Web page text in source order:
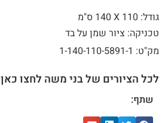
גודל: 110 X
140 ס"מ
טכניקה: ציור שמן על בד
מק"ט: 1-140-110-5891-1
לכל הציורים של בני משה לחצו כאן
שתף: